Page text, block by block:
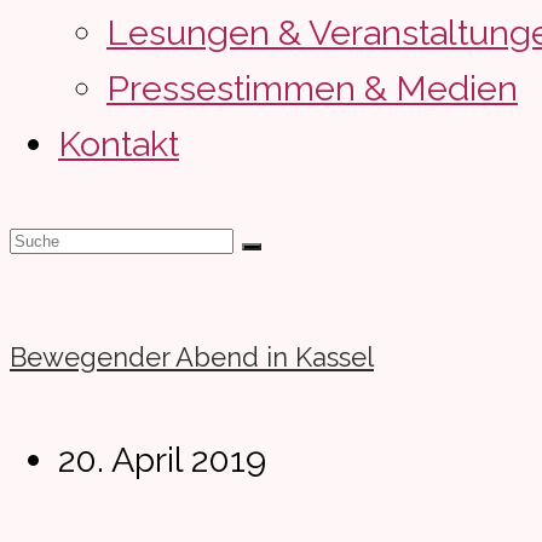
Lesungen &
Pressestimmen & Medien
Kontakt
Bewegender Abend in Kassel
Beitrag
20. April 2019